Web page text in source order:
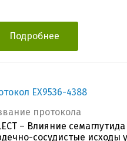
Подробнее
EX9536-4388
протокола
– Влияние
сосудистые исходы у